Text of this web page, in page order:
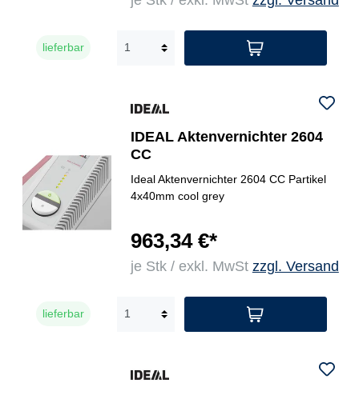
lieferbar
IDEAL Aktenvernichter 2604
CC
Ideal Aktenvernichter 2604 CC Partikel
4x40mm cool grey
963,34 €*
je Stk / exkl. MwSt zzgl. Versand
lieferbar